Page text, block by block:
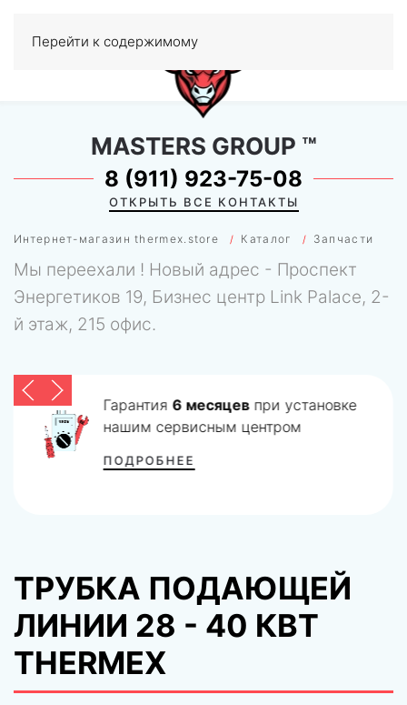
Перейти к содержимому
0
Интернет-магазин thermex.store Каталог Запчасти
MASTERS GROUP ™
8 (911) 923-75-08
ОТКРЫТЬ ВСЕ КОНТАКТЫ
Мы переехали ! Новый адрес - Проспект
Энергетиков 19, Бизнес центр Link Palace, 2-
й этаж, 215 офис.
Гарантия 6 месяцевпри установке
нашим сервисным центром
ПОДРОБНЕЕ
ТРУБКА ПОДАЮЩЕЙ
ЛИНИИ 28 - 40 КВТ
THERMEX